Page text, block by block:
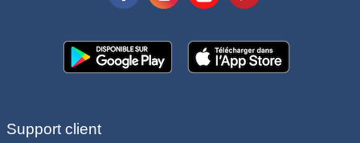
Support client